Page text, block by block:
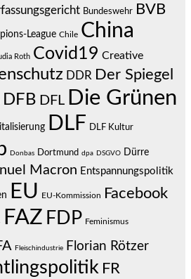
Bundeswehr BVB
League Chile China
Roth Covid19 Creative
DDR Der Spiegel
DFB DFL Die Grünen
DLF DLF Kultur
Donbas Dortmund dpa DSGVO Dürre
Macron Entspannungspolitik
EU EU-Kommission
Facebook
FAZ FDP Feminismus
Fleischindustrie Florian Rötzer
FR